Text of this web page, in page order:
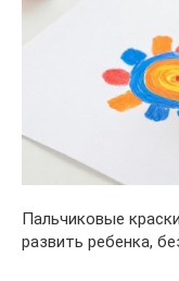
Пальчиковые
развить ребенка,